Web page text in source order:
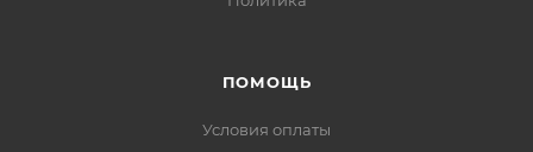
ПОМОЩЬ
Условия оплаты